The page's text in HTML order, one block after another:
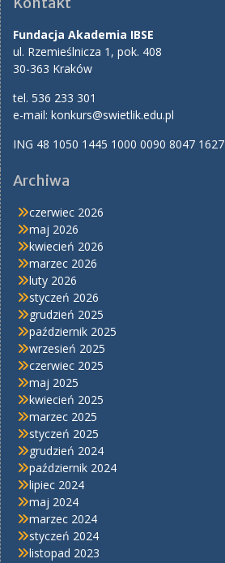
Fundacja Akademia IBSE
ul. Rzemieślnicza 1, pok. 408
30-363 Kraków
tel. 536 233 301
e-mail: konkurs@swietlik.edu.pl
ING 48 1050 1445 1000 0090 8047 1627
Archiwa
czerwiec 2026
maj 2026
kwiecień 2026
marzec 2026
luty 2026
styczeń 2026
grudzień 2025
październik 2025
wrzesień 2025
czerwiec 2025
maj 2025
kwiecień 2025
marzec 2025
styczeń 2025
grudzień 2024
październik 2024
lipiec 2024
maj 2024
marzec 2024
styczeń 2024
listopad 2023